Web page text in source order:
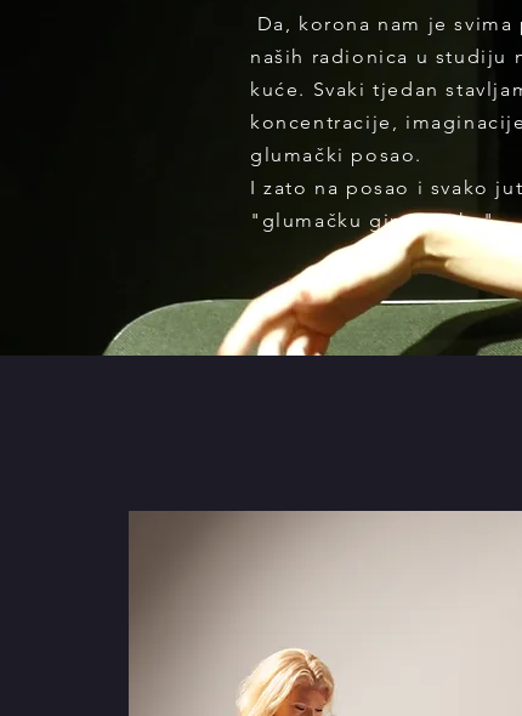
Da, korona nam je
naših radionica u studiju
kuće. Svaki tjedan
koncentracije,
glumački posao.
I zato na posao i svako
"glumačku gimnastiku"